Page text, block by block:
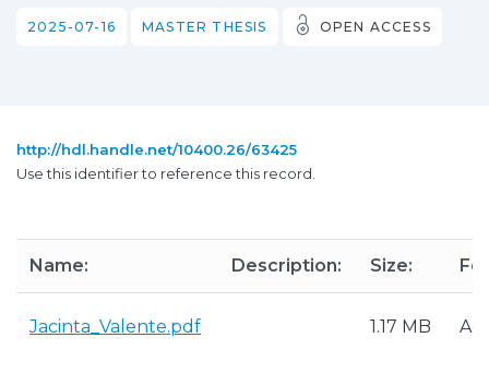
2025-07-16 MASTER THESIS OPEN ACCESS
http://hdl.handle.net/10400.26/63425
Use this identifier to reference this record.
Name: Description: Size:
Jacinta_Valente.pdf 1.17 MB